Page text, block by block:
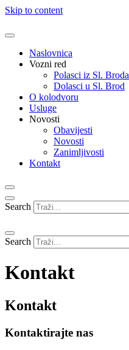
Skip to content
Naslovnica
Vozni red
Polasci iz Sl. Broda
Dolasci u Sl. Brod
O kolodvoru
Usluge
Novosti
Obavijesti
Novosti
Zanimljivosti
Kontakt
Search
Search
Kontakt
Kontakt
Kontaktirajte nas